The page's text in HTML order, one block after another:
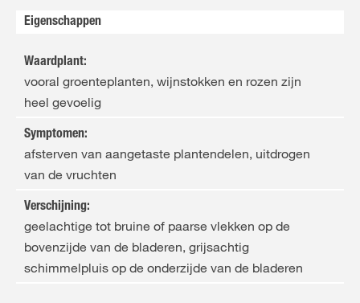
Eigenschappen
Waardplant:
vooral groenteplanten, wijnstokken en rozen zijn
heel gevoelig
Symptomen:
afsterven van aangetaste plantendelen, uitdrogen
van de vruchten
Verschijning:
geelachtige tot bruine of paarse vlekken op de
bovenzijde van de bladeren, grijsachtig
schimmelpluis op de onderzijde van de bladeren